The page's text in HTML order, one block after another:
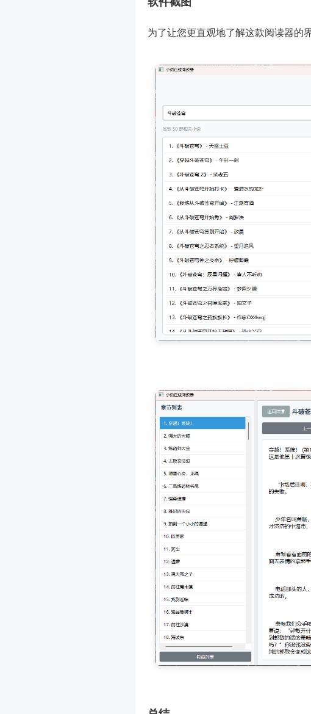
为了让您更直观地了解这款阅读器的